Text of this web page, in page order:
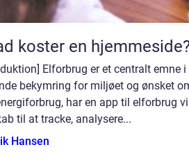
koster en
Elforbrug er et centralt emne
bekymring for miljøet og ønsket
har en app til elforbrug
til at tracke, analysere...
Hansen